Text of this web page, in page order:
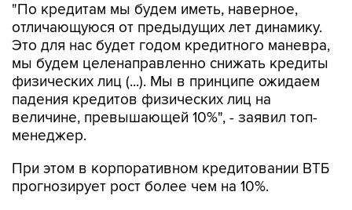
"По кредитам мы будем иметь, наверное,
отличающуюся от предыдущих лет динамику.
Это для нас будет годом кредитного маневра,
мы будем целенаправленно снижать кредиты
физических лиц (...). Мы в принципе ожидаем
падения кредитов физических лиц на
величине, превышающей 10%", - заявил топ-
менеджер.
При этом в корпоративном кредитовании ВТБ
прогнозирует рост более чем на 10%.